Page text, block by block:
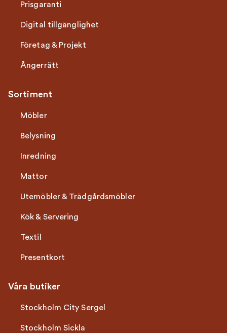
Prisgaranti
Digital tillgänglighet
Företag & Projekt
Ångerrätt
Sortiment
Möbler
Belysning
Inredning
Mattor
Utemöbler & Trädgårdsmöbler
Kök & Servering
Textil
Presentkort
Våra butiker
Stockholm City Sergel
Stockholm Sickla